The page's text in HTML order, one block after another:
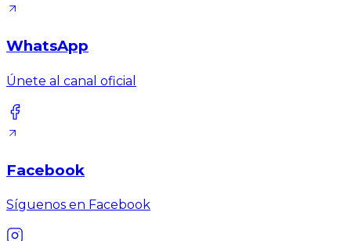
WhatsApp
Únete al canal oficial
Facebook
Síguenos en Facebook